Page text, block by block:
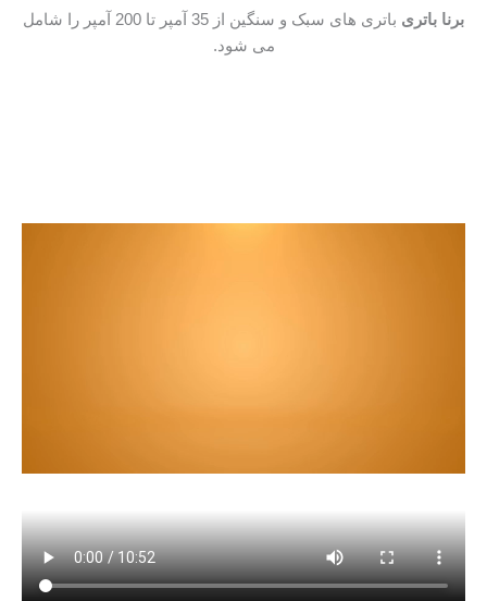
برنا باتری
باتری های سبک و سنگین از 35 آمپر تا 200 آمپر را شامل
می شود.